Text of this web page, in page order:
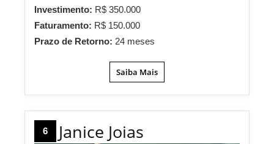
Investimento: R$ 350.000
Faturamento: R$ 150.000
Prazo de Retorno: 24 meses
Saiba Mais
6 Janice Joias